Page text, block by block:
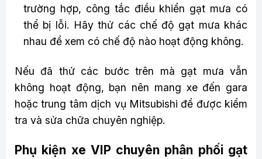
trường hợp, công tắc điều khiển gạt mưa có
thể bị lỗi. Hãy thử các chế độ gạt mưa khác
nhau để xem có chế độ nào hoạt động không.
Nếu đã thử các bước trên mà gạt mưa vẫn
không hoạt động, bạn nên mang xe đến gara
hoặc trung tâm dịch vụ Mitsubishi để được kiểm
tra và sửa chữa chuyên nghiệp.
Phụ kiện xe VIP chuyên phân phối gạt